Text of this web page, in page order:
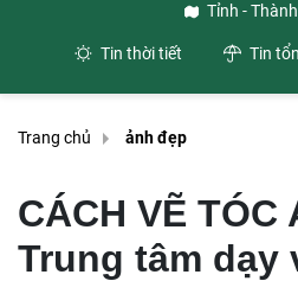
Tỉnh -
Tin thời tiết Tin
Trang chủ ảnh đẹp
CÁCH VẼ TÓC
Trung tâm dạy